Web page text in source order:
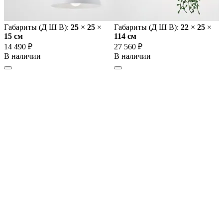
Габариты (Д Ш В): 25 × 25 ×
15 cм
14 490 ₽
В наличии
Габариты (Д Ш В): 22 × 25 ×
114 cм
27 560 ₽
В наличии